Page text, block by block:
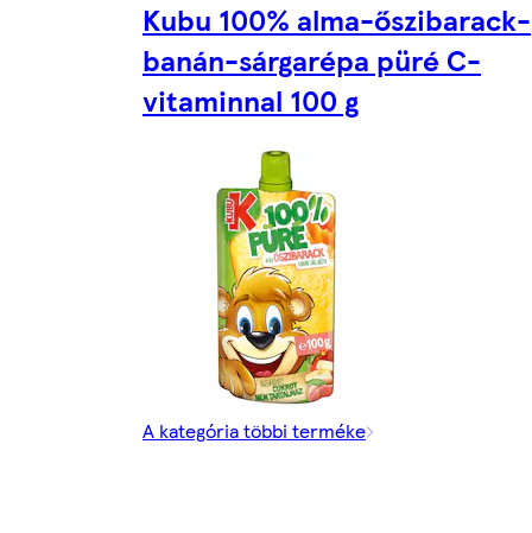
Kubu 100% alma-őszibarack-
banán-sárgarépa püré C-
vitaminnal 100 g
A kategória többi terméke